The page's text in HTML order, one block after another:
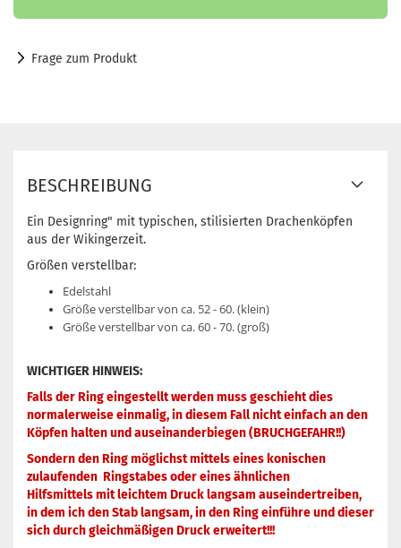
Frage zum Produkt
BESCHREIBUNG
Ein Designring" mit typischen, stilisierten Drachenköpfen
aus der Wikingerzeit.
Größen verstellbar:
Edelstahl
Größe verstellbar von ca. 52 - 60. (klein)
Größe verstellbar von ca. 60 - 70. (groß)
WICHTIGER HINWEIS:
Falls der Ring eingestellt werden muss geschieht dies
normalerweise einmalig, in diesem Fall nicht einfach an den
Köpfen halten und auseinanderbiegen (BRUCHGEFAHR!!)
Sondern den Ring möglichst mittels eines konischen
zulaufenden Ringstabes oder eines ähnlichen
Hilfsmittels mit leichtem Druck langsam auseindertreiben,
in dem ich den Stab langsam, in den Ring einführe und dieser
sich durch gleichmäßigen Druck erweitert!!!